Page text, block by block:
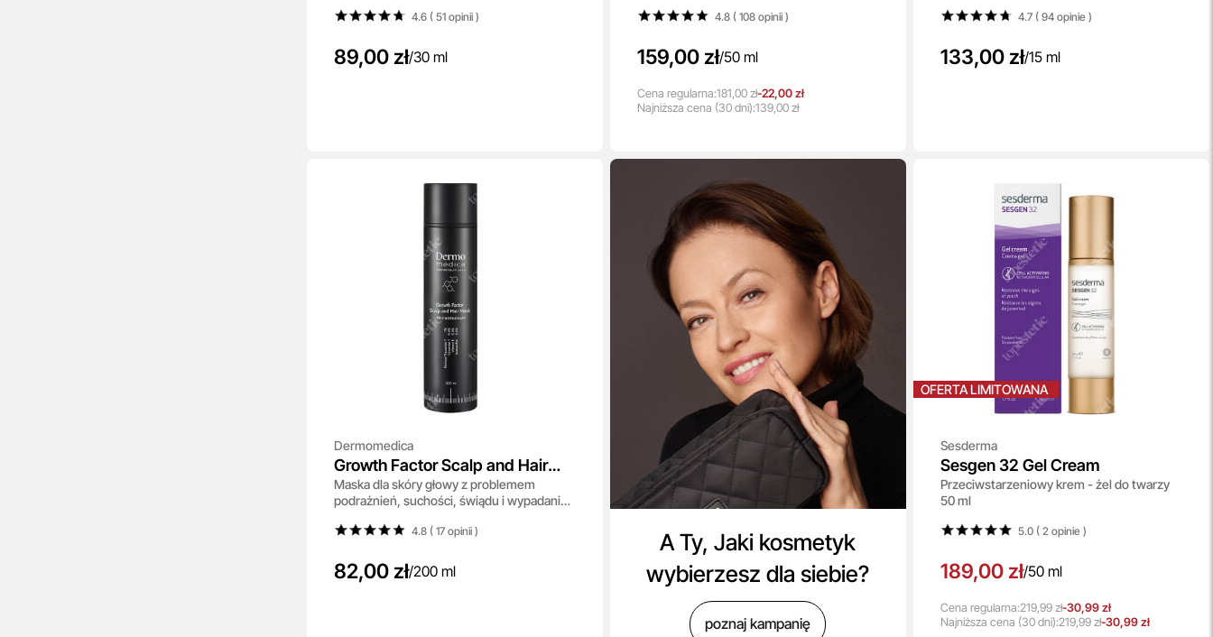
4.6 ( 51opinii)
89,00 zł/30 ml
4.8 ( 108opinii)
159,00 zł/50 ml
Cena regularna:181,00 zł-22,00 zł
Najniższa cena (30 dni):139,00 zł
4.7 ( 94opinie)
133,00 zł/15 ml
Dermomedica
Growth Factor Scalp and Hair
Mask
Maska dla skóry głowy z problemem
podrażnień, suchości, świądu i wypadania
4.8 ( 17opinii)
82,00 zł/200 ml
A Ty, Jaki kosmetyk
wybierzesz dla siebie?
poznaj kampanię
OFERTA LIMITOWANA
Sesderma
Sesgen 32 Gel Cream
Przeciwstarzeniowy krem - żel do twarzy
50 ml
5.0 ( 2opinie)
189,00 zł/50 ml
Cena regularna:219,99 zł-30,99 zł
Najniższa cena (30 dni):219,99 zł-30,99 zł